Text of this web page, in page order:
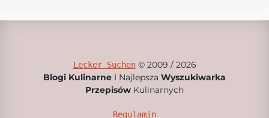
Lecker Suchen© 2009 / 2026
Blogi Kulinarne I Najlepsza Wyszukiwarka
Przepisów Kulinarnych
Regulamin